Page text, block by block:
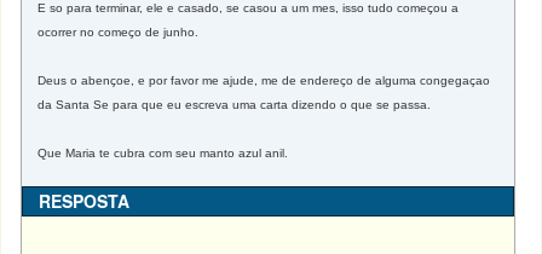
E so para terminar, ele e casado, se casou a um mes, isso tudo começou a
ocorrer no começo de junho.
Deus o abençoe, e por favor me ajude, me de endereço de alguma congegaçao
da Santa Se para que eu escreva uma carta dizendo o que se passa.
Que Maria te cubra com seu manto azul anil.
RESPOSTA